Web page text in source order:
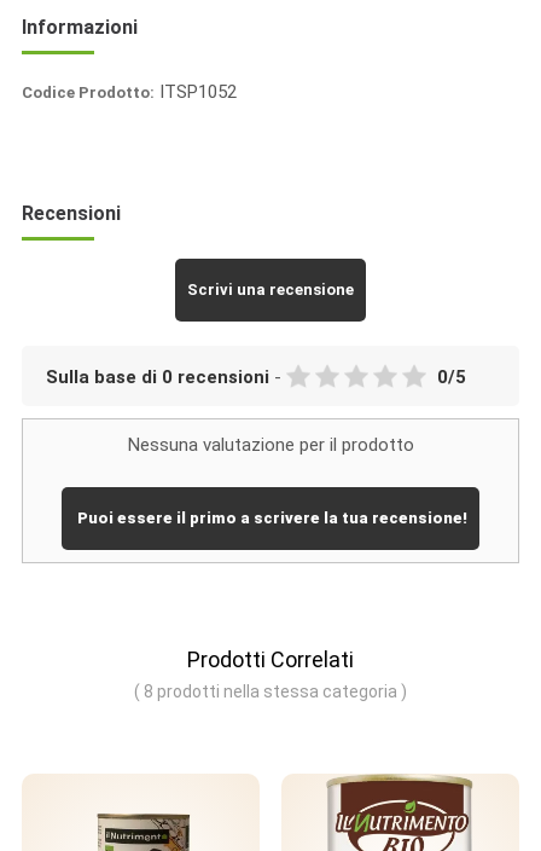
Informazioni
Codice Prodotto: ITSP1052
Recensioni
Scrivi una recensione
Sulla base di 0 recensioni - 0/5
Nessuna valutazione per il prodotto
Puoi essere il primo a scrivere la tua recensione!
Prodotti Correlati
( 8 prodotti nella stessa categoria )